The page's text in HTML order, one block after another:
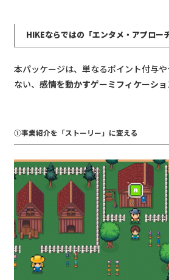
HIKEならではの「エンタメ・アプロー
本パッケージは、単なるポイント付与
ない、感情を動かすゲーミフィケーショ
①事業紹介を「ストーリー」に変える